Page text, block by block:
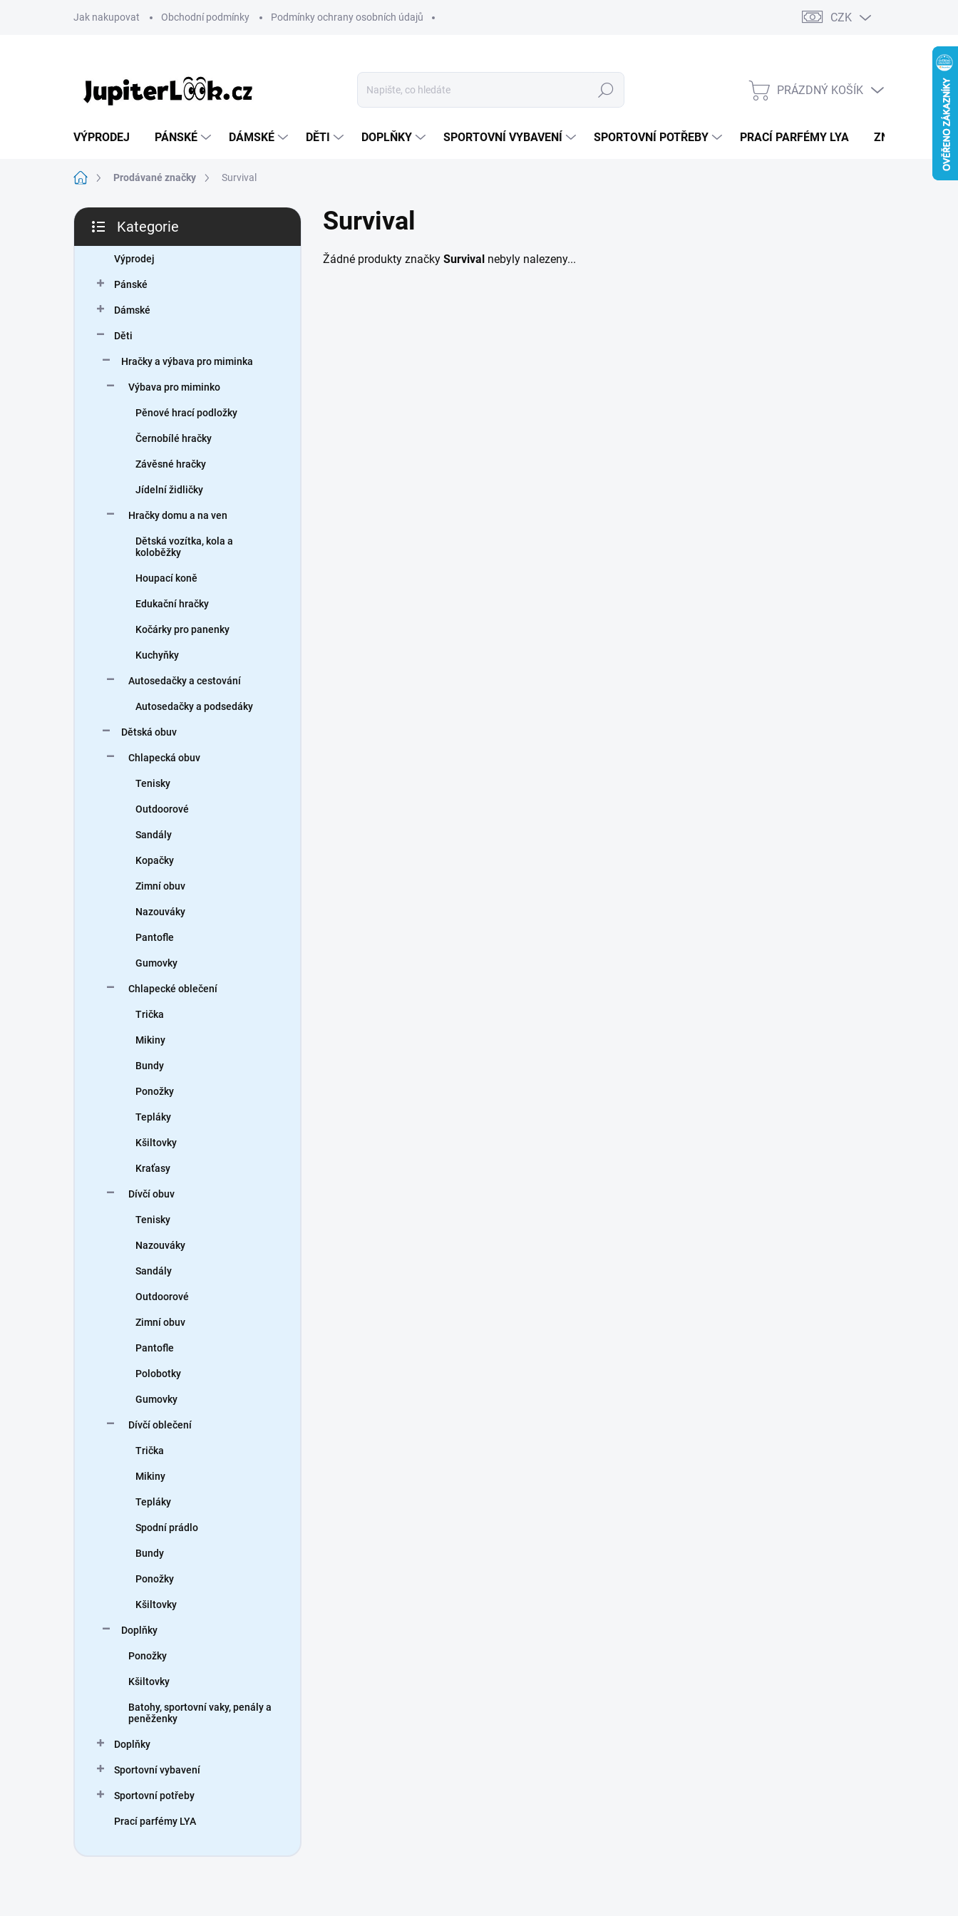
Jak nakupovat Obchodní podmínky Podmínky ochrany osobních údajů CZK
Hledat
NÁKUPNÍ
PRÁZDNÝ KOŠÍK
VÝPRODEJ PÁNSKÉ DÁMSKÉ DĚTI DOPLŇKY SPORTOVNÍ VYBAVENÍ SPORTOVNÍ POTŘEBY PRACÍ PARFÉMY LYA ZNAČKY
Domů Prodávané značky Survival
P
s
kategorie
Kategorie
Výprodej
Pánské
Dámské
Děti
Hračky a výbava pro miminka
Výbava pro miminko
Pěnové hrací podložky
Černobílé hračky
Závěsné hračky
Jídelní židličky
Hračky domu a na ven
Dětská vozítka, kola a
koloběžky
Houpací koně
Edukační hračky
Kočárky pro panenky
Kuchyňky
Autosedačky a cestování
Autosedačky a podsedáky
Dětská obuv
Chlapecká obuv
Tenisky
Outdoorové
Sandály
Kopačky
Zimní obuv
Nazouváky
Pantofle
Gumovky
Chlapecké oblečení
Trička
Mikiny
Bundy
Ponožky
Tepláky
Kšiltovky
Kraťasy
Dívčí obuv
Tenisky
Nazouváky
Sandály
Outdoorové
Zimní obuv
Pantofle
Polobotky
Gumovky
Dívčí oblečení
Trička
Mikiny
Tepláky
Spodní prádlo
Bundy
Ponožky
Kšiltovky
Doplňky
Ponožky
Kšiltovky
Batohy, sportovní vaky, penály a
peněženky
Doplňky
Sportovní vybavení
Sportovní potřeby
Prací parfémy LYA
Survival
Žádné produkty značky Survival nebyly nalezeny...